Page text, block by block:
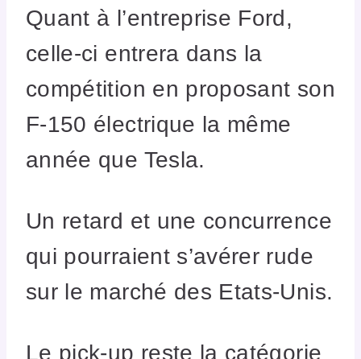
Quant à l’entreprise Ford,
celle-ci entrera dans la
compétition en proposant son
F-150 électrique la même
année que Tesla.
Un retard et une concurrence
qui pourraient s’avérer rude
sur le marché des Etats-Unis.
Le pick-up reste la catégorie